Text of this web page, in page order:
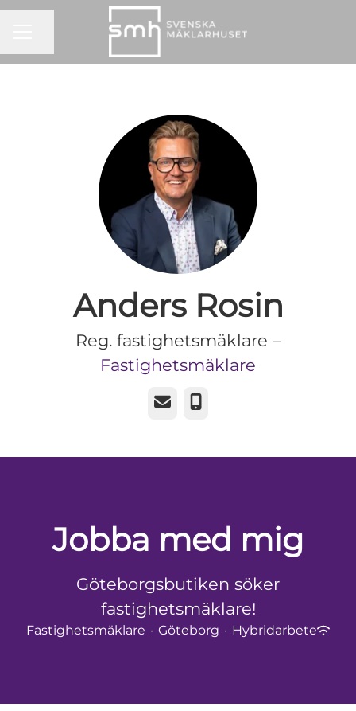
Anders Rosin
Reg. fastighetsmäklare –
Fastighetsmäklare
E-postTelefon
Jobba med mig
Göteborgsbutiken söker
fastighetsmäklare!
Fastighetsmäklare · Göteborg · Hybridarbete